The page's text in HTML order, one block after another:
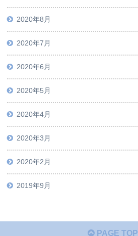
2020年8月
2020年7月
2020年6月
2020年5月
2020年4月
2020年3月
2020年2月
2019年9月
PAGE TOP